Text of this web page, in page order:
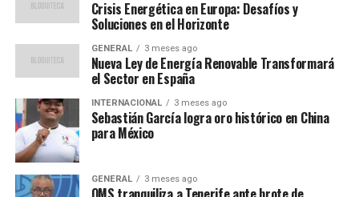
definen el posicionamiento y el consumo en el mercado
nacional.
Expansión Hotelera en Cancún
En el Caribe Mexicano, el proyecto Mondrian Cancún,
desarrollado por la firma Murano, representa una
transición en el modelo de crecimiento al integrar
hotelería y vivienda bajo una lógica de operación global.
Este complejo, operado por Accor y Ennismore, se ubica
Crisis Energética en Europa: Desafíos y
Soluciones en el Horizonte
GENERAL 3 meses ago
Nueva Ley de Energía Renovable Transformará
el Sector en España
INTERNACIONAL 3 meses ago
Sebastián García logra oro histórico en China
para México
GENERAL 3 meses ago